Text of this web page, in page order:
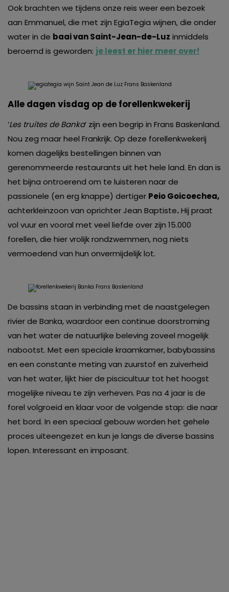
Ook brachten we tijdens onze reis weer een bezoek
aan Emmanuel, die met zijn EgiaTegia wijnen, die onder
water in de baai van Saint-Jean-de-Luz inmiddels
beroemd is geworden: je leest er hier meer over!
Alle dagen visdag op de forellenkwekerij
‘Les truites de Banka’ zijn een begrip in Frans Baskenland.
Nou zeg maar heel Frankrijk. Op deze forellenkwekerij
komen dagelijks bestellingen binnen van
gerenommeerde restaurants uit het hele land. En dan is
het bijna ontroerend om te luisteren naar de
passionele (en erg knappe) dertiger Peio Goicoechea,
achterkleinzoon van oprichter Jean Baptiste.Hij praat
vol vuur en vooral met veel liefde over zijn 15.000
forellen, die hier vrolijk rondzwemmen, nog niets
vermoedend van hun onvermijdelijk lot.
De bassins staan in verbinding met de naastgelegen
rivier de Banka, waardoor een continue doorstroming
van het water de natuurlijke beleving zoveel mogelijk
nabootst. Met een speciale kraamkamer, babybassins
en een constante meting van zuurstof en zuiverheid
van het water, lijkt hier de piscicultuur tot het hoogst
mogelijke niveau te zijn verheven. Pas na 4 jaar is de
forel volgroeid en klaar voor de volgende stap: die naar
het bord. In een speciaal gebouw worden het gehele
proces uiteengezet en kun je langs de diverse bassins
lopen. Interessant en imposant.